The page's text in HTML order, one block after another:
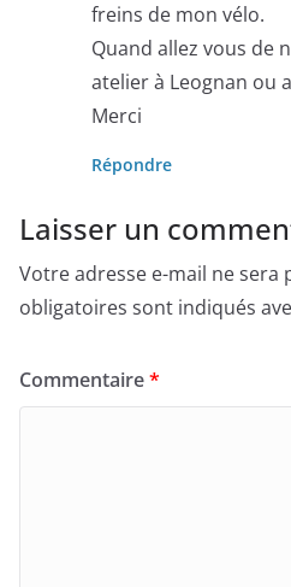
freins de mon vélo.
Quand allez vous de
atelier à Leognan ou
Merci
Répondre
Laisser un
Votre adresse e-mail ne sera
obligatoires sont indiqués
Commentaire*